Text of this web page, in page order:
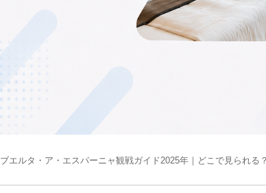
ブエルタ・ア・エスパーニャ観戦ガイド2025年｜どこで見られる